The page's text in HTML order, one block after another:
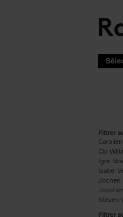
Filtrer
Clo
Igor
Isabel
Jochen
Steven
Filtrer